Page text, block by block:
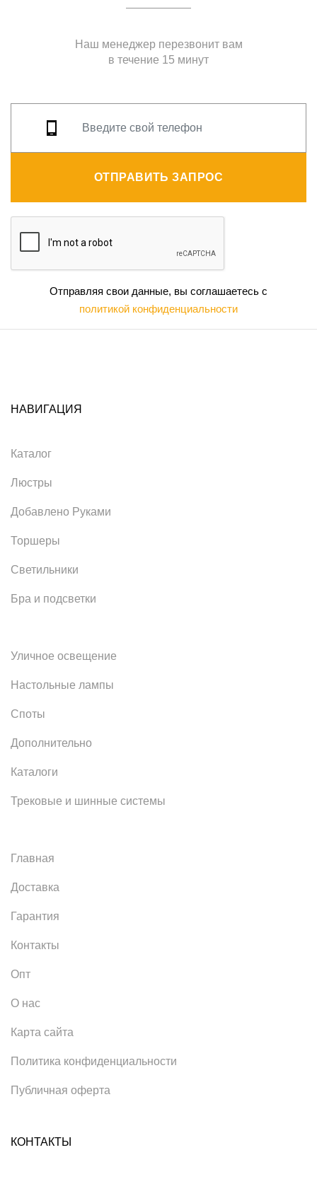
Наш менеджер перезвонит вам
в течение 15 минут
ОТПРАВИТЬ ЗАПРОС
Отправляя свои данные, вы соглашаетесь с
политикой конфиденциальности
НАВИГАЦИЯ
Каталог
Люстры
Добавлено Руками
Торшеры
Светильники
Бра и подсветки
Уличное освещение
Настольные лампы
Споты
Дополнительно
Каталоги
Трековые и шинные системы
Главная
Доставка
Гарантия
Контакты
Опт
О нас
Карта сайта
Политика конфиденциальности
Публичная оферта
КОНТАКТЫ